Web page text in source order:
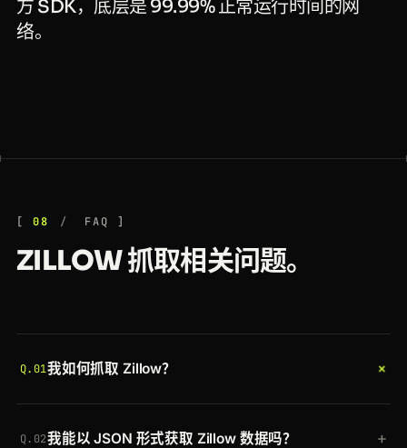
方 SDK，底层是 99.99% 正常运行时间的网
络。
08 FAQ
ZILLOW 抓取相关问题。
Q.01我如何抓取 Zillow？ +
Crawling API。Crawlbase 会轮换一个美国住宅代
Q.02我能以 JSON 形式获取 Zillow 数据吗？ +